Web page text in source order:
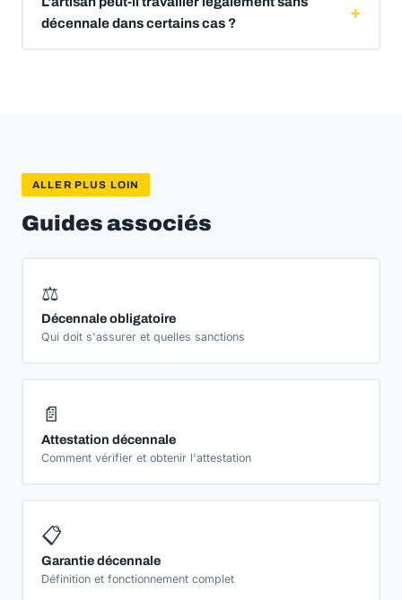
décennale dans certains cas ?
ALLER PLUS LOIN
Guides associés
⚖️
Décennale obligatoire
Qui doit s'assurer et quelles sanctions
📄
Attestation décennale
Comment vérifier et obtenir l'attestation
📋
Garantie décennale
Définition et fonctionnement complet